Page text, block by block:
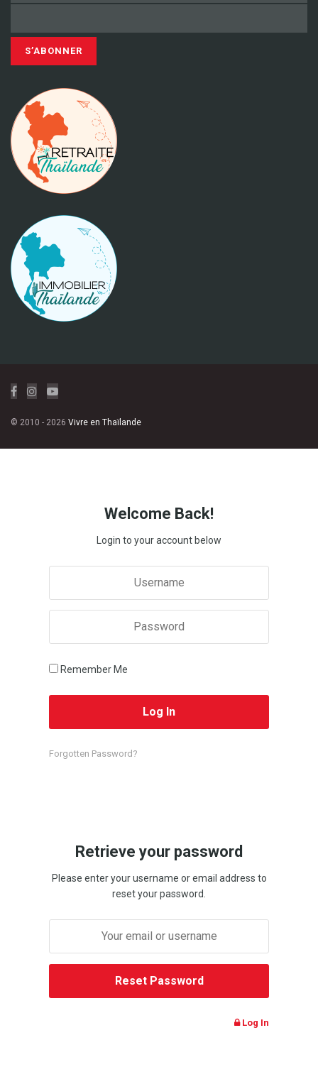
© 2010 - 2026 Vivre en Thaïlande
Welcome Back!
Login to your account below
Remember Me
Forgotten Password?
Retrieve your password
Please enter your username or email address to
reset your password.
Log In